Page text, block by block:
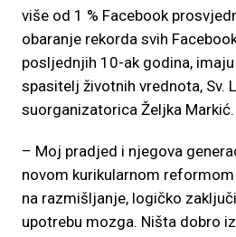
više od 1 % Facebook
obaranje rekorda svih
posljednjih 10-ak godina,
spasitelj životnih vrednota, Sv.
suorganizatorica Željka Markić.
– Moj pradjed i njegova
novom kurikularnom
na razmišljanje, logičko
upotrebu mozga. Ništa dobro